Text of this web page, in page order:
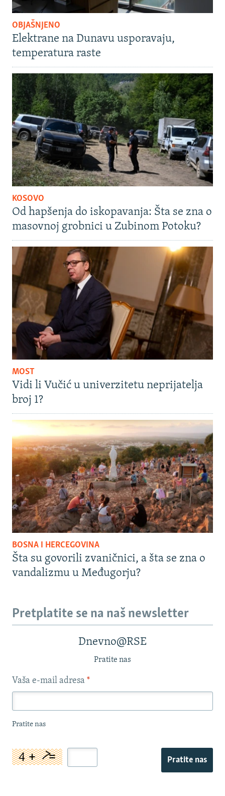
OBJAŠNJENO
Elektrane na Dunavu usporavaju,
temperatura raste
KOSOVO
Od hapšenja do iskopavanja: Šta se zna o
masovnoj grobnici u Zubinom Potoku?
MOST
Vidi li Vučić u univerzitetu neprijatelja
broj 1?
BOSNA I HERCEGOVINA
Šta su govorili zvaničnici, a šta se zna o
vandalizmu u Međugorju?
Pretplatite se na naš newsletter
Dnevno@RSE
Pratite nas
Vaša e-mail adresa *
Pratite nas
Pratite nas